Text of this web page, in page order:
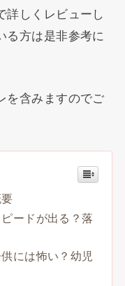
詳しくレビューし
る方は是非参考に
を含みますのでご
ードが出る？落
には怖い？幼児